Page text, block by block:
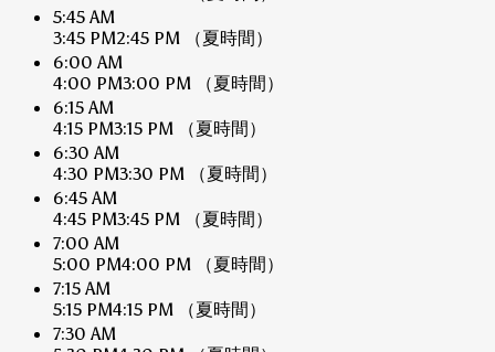
5:45 AM
3:45 PM2:45 PM
（夏時間）
6:00 AM
4:00 PM3:00 PM
（夏時間）
6:15 AM
4:15 PM3:15 PM
（夏時間）
6:30 AM
4:30 PM3:30 PM
（夏時間）
6:45 AM
4:45 PM3:45 PM
（夏時間）
7:00 AM
5:00 PM4:00 PM
（夏時間）
7:15 AM
5:15 PM4:15 PM
（夏時間）
7:30 AM